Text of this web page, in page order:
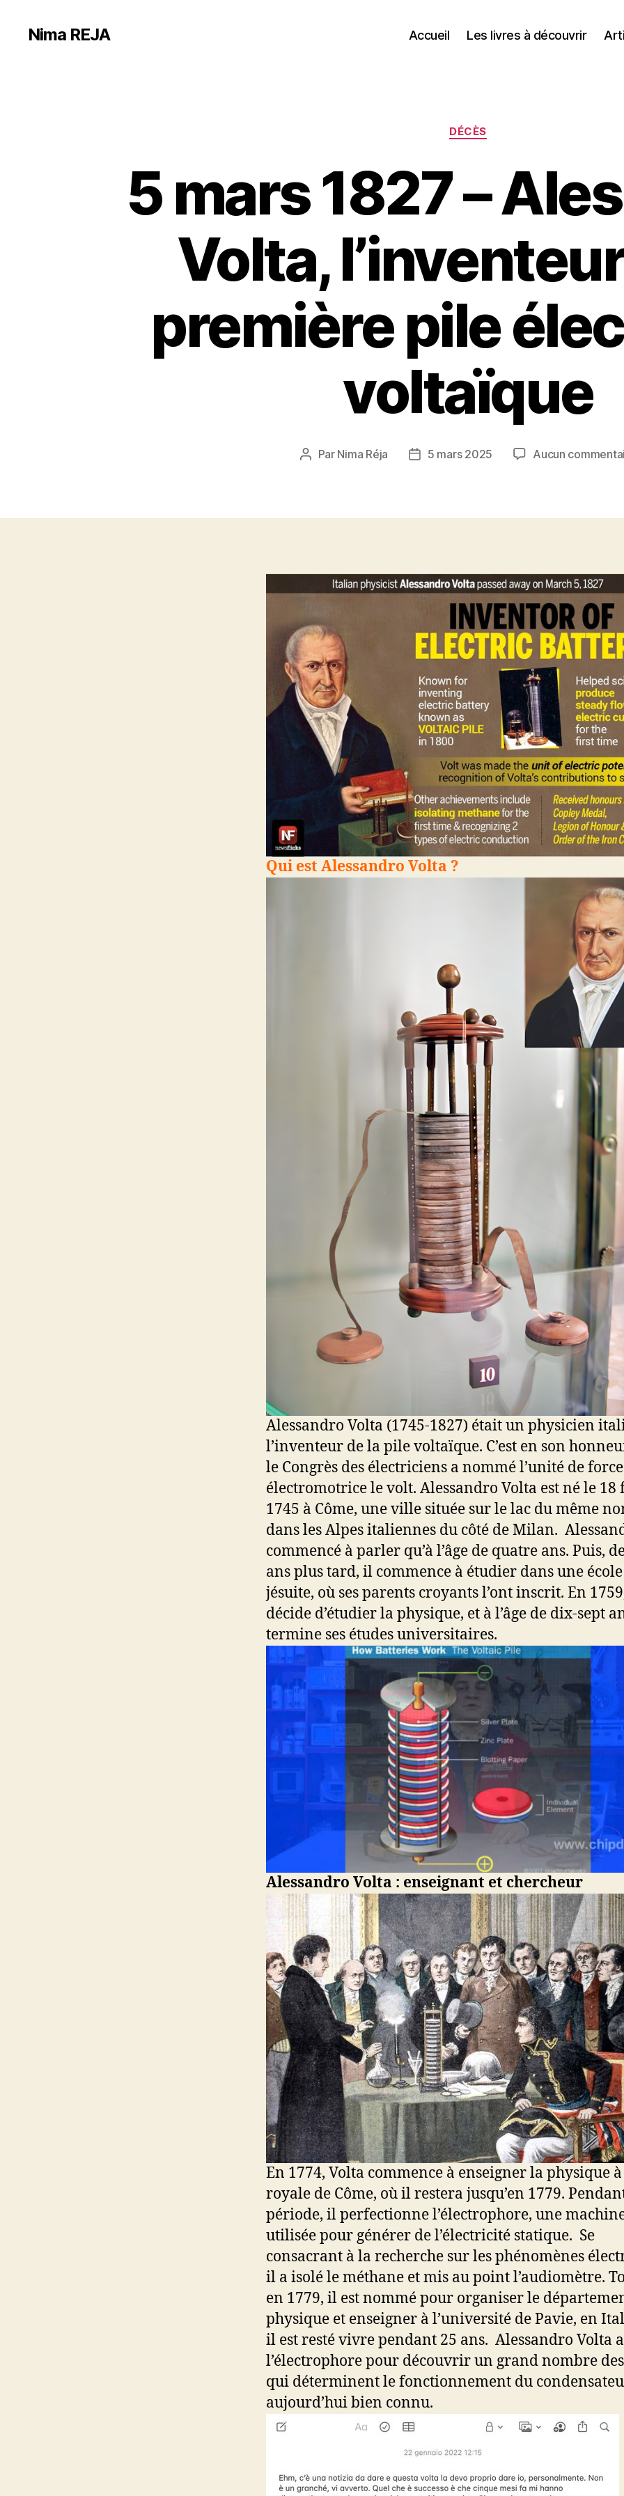
Nima REJA Accueil Les livres à découvrir
Catégories
DÉCÈS
5 mars 1827 –
Volta,
première pile
voltaïque
Auteur
Par Nima Réja
Date5 mars 2025 Aucun
Qui est Alessandro Volta ?
Alessandro Volta (1745-1827) était un physicien
l’inventeur de la pile voltaïque. C’est en son
le Congrès des électriciens a nommé l’unité de force
électromotrice le volt. Alessandro Volta est né le
1745 à Côme, une ville située sur le lac du même
dans les Alpes italiennes du côté de Milan.
commencé à parler qu’à l’âge de quatre ans. Puis,
ans plus tard, il commence à étudier dans une école
jésuite, où ses parents croyants l’ont inscrit. En
décide d’étudier la physique, et à l’âge de dix-sept
termine ses études universitaires.
Alessandro Volta : enseignant et chercheur
En 1774, Volta commence à enseigner la physique à
royale de Côme, où il restera jusqu’en 1779.
période, il perfectionne l’électrophore, une
utilisée pour générer de l’électricité statique. Se
consacrant à la recherche sur les phénomènes
il a isolé le méthane et mis au point l’audiomètre.
en 1779, il est nommé pour organiser le
physique et enseigner à l’université de Pavie, en
il est resté vivre pendant 25 ans. Alessandro Volta
l’électrophore pour découvrir un grand nombre
qui déterminent le fonctionnement du
aujourd’hui bien connu.